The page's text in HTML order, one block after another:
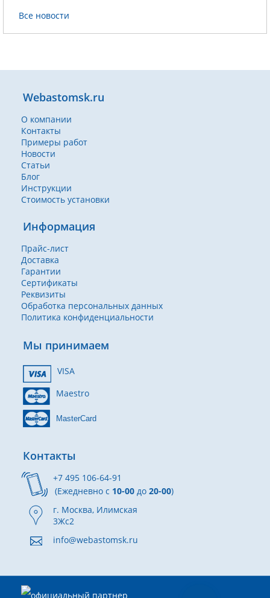
Все новости
Webastomsk.ru
О компании
Контакты
Примеры работ
Новости
Статьи
Блог
Инструкции
Стоимость установки
Информация
Прайс-лист
Доставка
Гарантии
Сертификаты
Реквизиты
Обработка персональных данных
Политика конфиденциальности
Мы принимаем
VISA
Maestro
MasterCard
Контакты
+7 495 106-64-91
(Ежедневно с 10-00 до 20-00)
г. Москва, Илимская
3Жс2
info@webastomsk.ru